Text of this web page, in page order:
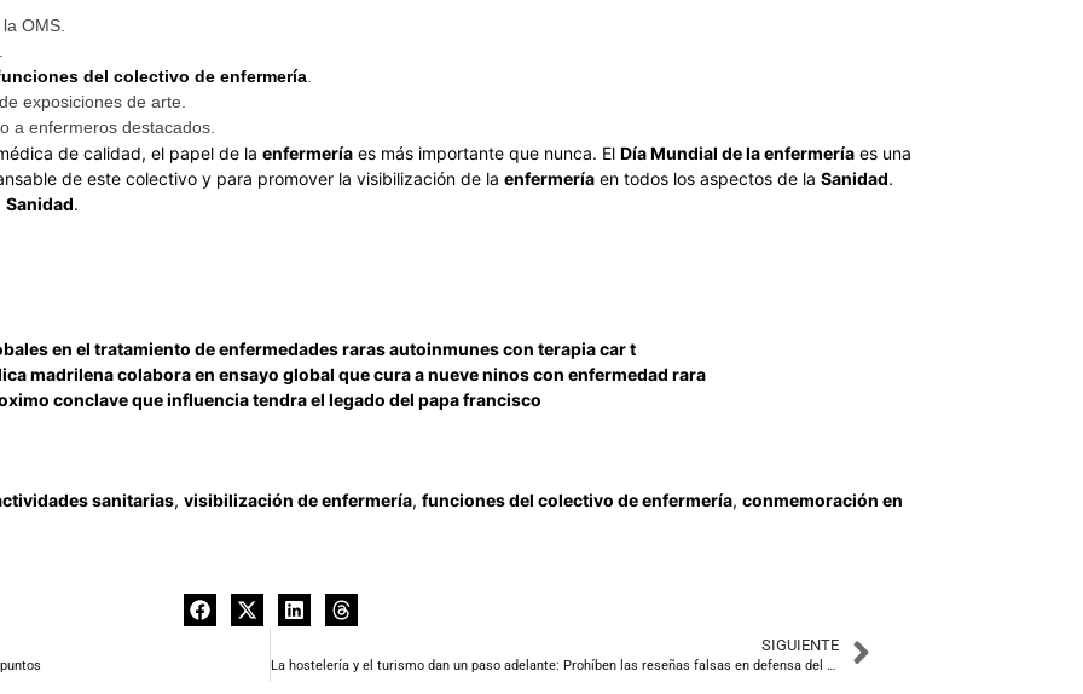
OMS.
del colectivo de enfermería
exposiciones de arte.
a enfermeros destacados.
de calidad, el papel de la enfermería es más importante que nunca. El Día Mundial de laenfermería es una
de este colectivo y para promover la visibilización de la enfermería en todos los aspectos de la Sanidad.
Sanidad.
en el tratamiento de enfermedades raras autoinmunes con terapia car t
madrilena colabora en ensayo global que cura a nueve ninos con enfermedad rara
conclave que influencia tendra el legado del papa francisco
sanitarias, visibilización de enfermería, funciones del colectivo de enfermería, conmemoración en
SIGUIENTE
La hostelería y el turismo dan un paso adelante: Prohíben las reseñas falsas en defensa del turismo